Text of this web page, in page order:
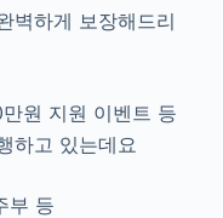
벽하게 보장해드리
원 지원 이벤트 등
하고 있는데요
부 등